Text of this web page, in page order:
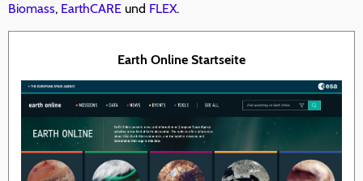
Biomass, EarthCARE und FLEX.
Earth Online Startseite